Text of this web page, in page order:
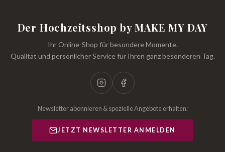
Der Hochzeitsshop by MAKE MY DAY
Ihr Online-Shop für besondere Momente.
Qualität und persönlicher Service für Ihren ganz besonderen Tag.
Newsletter abonnieren & spezielle Angebote erhalten:
JETZT NEWSLETTER ANMELDEN